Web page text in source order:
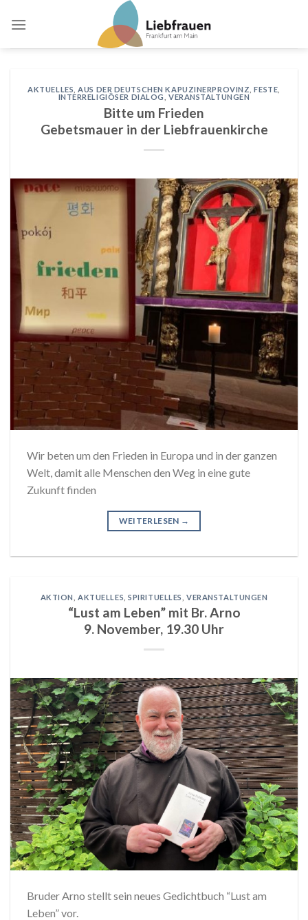
AKTUELLES ,AUS DER DEUTSCHEN KAPUZINERPROVINZ ,FESTE
INTERRELIGIÖSER DIALOG
,VERANSTALTUNGEN
Bitte um Frieden
Gebetsmauer in der Liebfrauenkirche
Wir beten um den Frieden in Europa und in der ganzen
Welt, damit alle Menschen den Weg in eine gute
Zukunft finden
WEITERLESEN →
AKTION ,AKTUELLES ,SPIRITUELLES ,VERANSTALTUNGEN
“Lust am Leben” mit Br. Arno
9. November, 19.30 Uhr
Bruder Arno stellt sein neues Gedichtbuch “Lust am
Leben” vor.